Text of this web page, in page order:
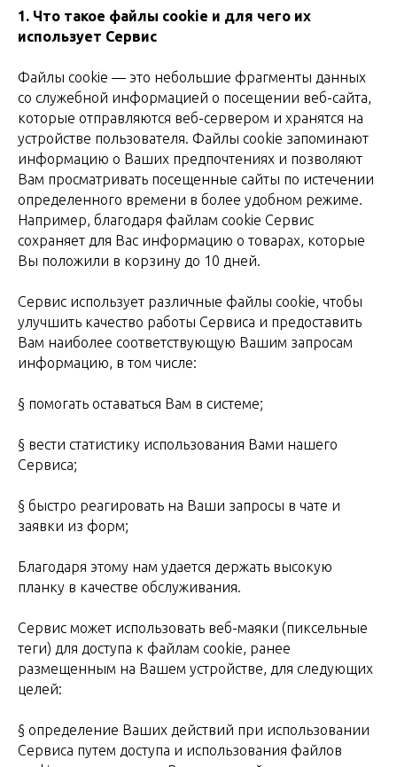
1. Что такое файлы cookie и для чего их
использует Сервис
Файлы cookie — это небольшие фрагменты данных
со служебной информацией о посещении веб-сайта,
которые отправляются веб-сервером и хранятся на
устройстве пользователя. Файлы cookie запоминают
информацию о Ваших предпочтениях и позволяют
Вам просматривать посещенные сайты по истечении
определенного времени в более удобном режиме.
Например, благодаря файлам cookie Сервис
сохраняет для Вас информацию о товарах, которые
Вы положили в корзину до 10 дней.
Сервис использует различные файлы cookie, чтобы
улучшить качество работы Сервиса и предоставить
Вам наиболее соответствующую Вашим запросам
информацию, в том числе:
§ помогать оставаться Вам в системе;
§ вести статистику использования Вами нашего
Сервиса;
§ быстро реагировать на Ваши запросы в чате и
заявки из форм;
Благодаря этому нам удается держать высокую
планку в качестве обслуживания.
Сервис может использовать веб-маяки (пиксельные
теги) для доступа к файлам cookie, ранее
размещенным на Вашем устройстве, для следующих
целей:
§ определение Ваших действий при использовании
Сервиса путем доступа и использования файлов